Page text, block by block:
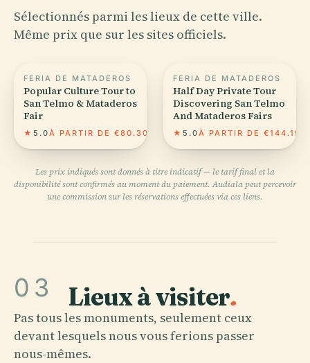
Sélectionnés parmi les lieux de cette ville.
Même prix que sur les sites officiels.
FERIA DE MATADEROS
Popular Culture Tour to
San Telmo & Mataderos
Fair
★ 5.0À PARTIR DE €80.30
FERIA DE MATADEROS
Half Day Private Tour
Discovering San Telmo
And Mataderos Fairs
★ 5.0À PARTIR DE €144.19
Les prix indiqués sont donnés à titre indicatif — le tarif final et la
disponibilité sont confirmés au moment du paiement. Audiala peut percevoir
une commission sur les réservations effectuées via ces liens.
03 Lieux à visiter.
Pas tous les monuments, seulement ceux
devant lesquels nous vous ferions passer
nous-mêmes.